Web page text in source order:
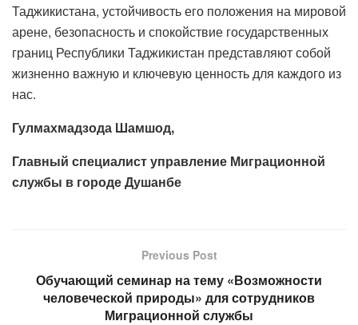
Таджикистана, устойчивость его положения на мировой
арене, безопасность и спокойствие государственных
границ Республики Таджикистан представляют собой
жизненно важную и ключевую ценность для каждого из
нас.
Гулмахмадзода Шамшод,
Главный специалист управление Миграционной
службы в городе Душанбе
Previous Post
Обучающий семинар на тему «Возможности
человеческой природы» для сотрудников
Миграционной службы